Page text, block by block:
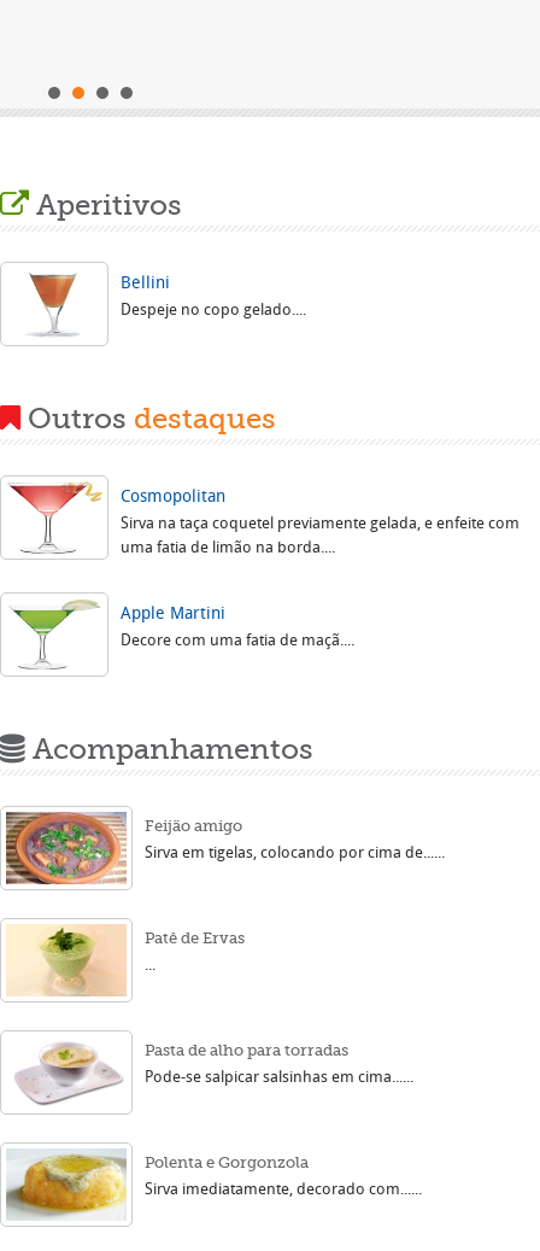
Aperitivos
Bellini
Despeje no copo gelado....
Outros destaques
Cosmopolitan
Sirva na taça coquetel previamente gelada, e enfeite com
uma fatia de limão na borda....
Apple Martini
Decore com uma fatia de maçã....
Acompanhamentos
Feijão amigo
Sirva em tigelas, colocando por cima de......
Patê de Ervas
...
Pasta de alho para torradas
Pode-se salpicar salsinhas em cima......
Polenta e Gorgonzola
Sirva imediatamente, decorado com......